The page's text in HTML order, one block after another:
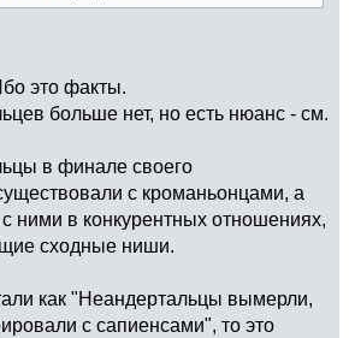
это факты.
больше нет, но есть нюанс - см.
в финале своего
с кроманьонцами, а
ними в конкурентных отношениях,
сходные ниши.
как "Неандертальцы вымерли,
с сапиенсами", то это